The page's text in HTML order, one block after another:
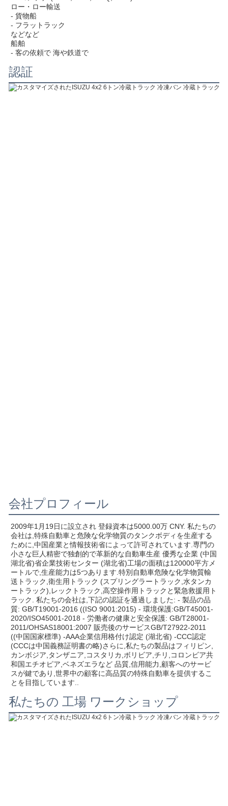
ロー・ロー輸送
- 貨物船
- フラットラック
などなど
船舶
- 客の依頼で 海や鉄道で
認証
会社プロフィール
2009年1月19日に設立され 登録資本は5000.00万 CNY. 私たちの
会社は,特殊自動車と危険な化学物質のタンクボディを生産する
ために,中国産業と情報技術省によって許可されています.専門の
小さな巨人精密で独創的で革新的な自動車生産 優秀な企業 (中国
湖北省)省企業技術センター (湖北省)工場の面積は120000平方メ
ートルで,生産能力は5つあります.特別自動車危険な化学物質輸
送トラック,衛生用トラック (スプリングラートラック,水タンカ
ートラック),レックトラック,高空操作用トラックと緊急救援用ト
ラック. 私たちの会社は,下記の認証を通過しました: - 製品の品
質: GB/T19001-2016 ((ISO 9001:2015) - 環境保護:GB/T45001-
2020/ISO45001-2018 - 労働者の健康と安全保護: GB/T28001-
2011/OHSAS18001:2007 販売後のサービスGB/T27922-2011
((中国国家標準) -AAA企業信用格付け認定 (湖北省) -CCC認定
(CCCは中国義務証明書の略)さらに,私たちの製品はフィリピン,
カンボジア,タンザニア,コスタリカ,ボリビア,チリ,コロンビア共
和国エチオピア,ベネズエラなど 品質,信用能力,顧客へのサービ
スが鍵であり,世界中の顧客に高品質の特殊自動車を提供するこ
とを目指しています..
私たちの 工場 ワークショップ